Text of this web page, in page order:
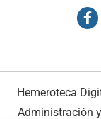
Hemeroteca
Administración